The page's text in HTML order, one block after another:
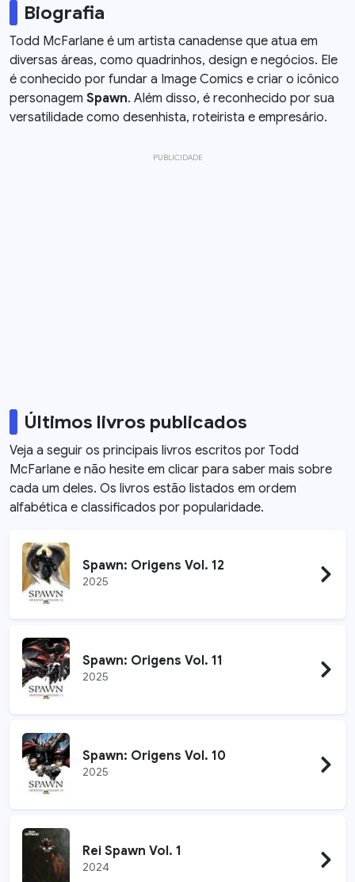
Biografia
Todd McFarlane é um artista canadense que atua em
diversas áreas, como quadrinhos, design e negócios. Ele
é conhecido por fundar a Image Comics e criar o icônico
personagem Spawn. Além disso, é reconhecido por sua
versatilidade como desenhista, roteirista e empresário.
Últimos livros publicados
Veja a seguir os principais livros escritos por Todd
McFarlane e não hesite em clicar para saber mais sobre
cada um deles. Os livros estão listados em ordem
alfabética e classificados por popularidade.
Spawn: Origens Vol. 12
2025
Spawn: Origens Vol. 11
2025
Spawn: Origens Vol. 10
2025
Rei Spawn Vol. 1
2024